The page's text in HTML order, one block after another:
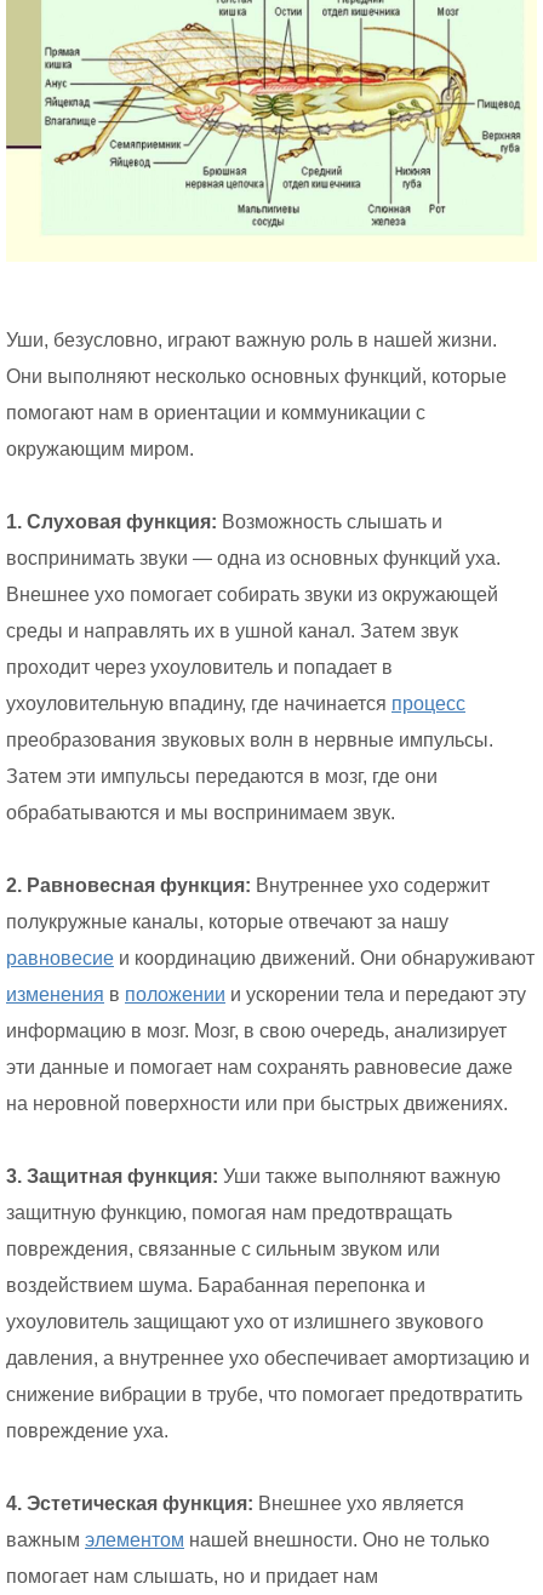
Уши, безусловно, играют важную роль в нашей жизни.
Они выполняют несколько основных функций, которые
помогают нам в ориентации и коммуникации с
окружающим миром.
1. Слуховая функция: Возможность слышать и
воспринимать звуки — одна из основных функций уха.
Внешнее ухо помогает собирать звуки из окружающей
среды и направлять их в ушной канал. Затем звук
проходит через ухоуловитель и попадает в
ухоуловительную впадину, где начинается процесс
преобразования звуковых волн в нервные импульсы.
Затем эти импульсы передаются в мозг, где они
обрабатываются и мы воспринимаем звук.
2. Равновесная функция: Внутреннее ухо содержит
полукружные каналы, которые отвечают за нашу
равновесие и координацию движений. Они обнаруживают
изменения в положении и ускорении тела и передают эту
информацию в мозг. Мозг, в свою очередь, анализирует
эти данные и помогает нам сохранять равновесие даже
на неровной поверхности или при быстрых движениях.
3. Защитная функция: Уши также выполняют важную
защитную функцию, помогая нам предотвращать
повреждения, связанные с сильным звуком или
воздействием шума. Барабанная перепонка и
ухоуловитель защищают ухо от излишнего звукового
давления, а внутреннее ухо обеспечивает амортизацию и
снижение вибрации в трубе, что помогает предотвратить
повреждение уха.
4. Эстетическая функция: Внешнее ухо является
важным элементом нашей внешности. Оно не только
помогает нам слышать, но и придает нам